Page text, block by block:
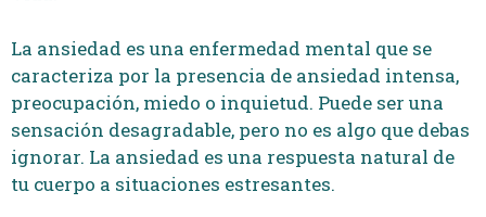
La ansiedad es una enfermedad mental que se
caracteriza por la presencia de ansiedad intensa,
preocupación, miedo o inquietud. Puede ser una
sensación desagradable, pero no es algo que debas
ignorar. La ansiedad es una respuesta natural de
tu cuerpo a situaciones estresantes.